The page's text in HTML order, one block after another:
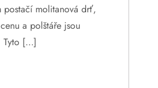
postačí molitanová drť,
a polštáře jsou
Tyto […]